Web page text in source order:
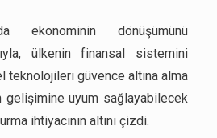
ekonominin dönüşümünü
ülkenin finansal sistemini
güvence altına alma
gelişimine uyum sağlayabilecek
ihtiyacının altını çizdi.